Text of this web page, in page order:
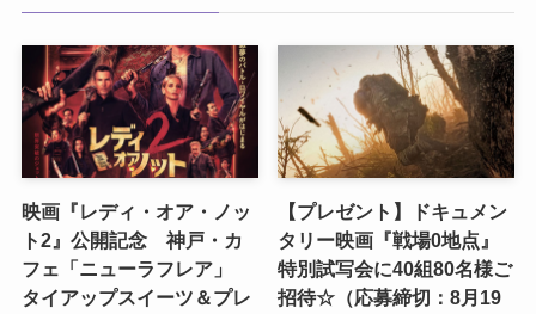
映画『レディ・オア・ノッ
ト2』公開記念 神戸・カ
フェ「ニューラフレア」
タイアップスイーツ＆プレ
【プレゼント】ドキュメン
タリー映画『戦場0地点』
特別試写会に40組80名様ご
招待☆（応募締切：8月19